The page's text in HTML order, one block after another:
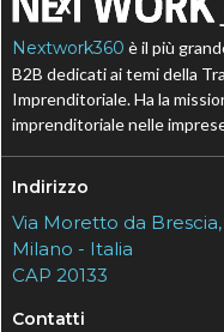
Nextwork360 è il più
B2B dedicati ai temi della
Imprenditoriale. Ha la
imprenditoriale nelle
Indirizzo
Via Moretto da Brescia,
Milano - Italia
CAP 20133
Contatti